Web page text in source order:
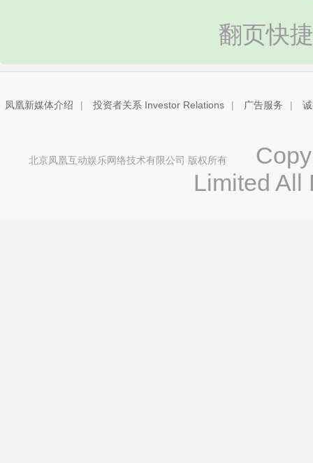
翻页快
凤凰新媒体介绍 | 投资者关系 Investor Relations | 广告服务 |
北京凤凰互动娱乐网络技术有限公司 版权所有
Limited All